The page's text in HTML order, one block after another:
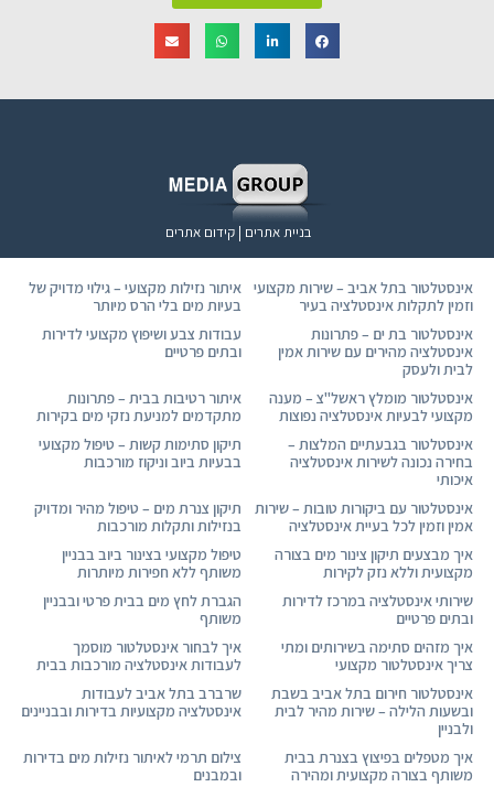
בניית אתרים | קידום אתרים
אינסטלטור בתל אביב – שירות מקצועי
וזמין לתקלות אינסטלציה בעיר
איתור נזילות מקצועי – גילוי מדויק של
בעיות מים בלי הרס מיותר
אינסטלטור בת ים – פתרונות
אינסטלציה מהירים עם שירות אמין
לבית ולעסק
עבודות צבע ושיפוץ מקצועי לדירות
ובתים פרטיים
אינסטלטור מומלץ ראשל"צ – מענה
מקצועי לבעיות אינסטלציה נפוצות
איתור רטיבות בבית – פתרונות
מתקדמים למניעת נזקי מים בקירות
אינסטלטור בגבעתיים המלצות –
בחירה נכונה לשירות אינסטלציה
איכותי
תיקון סתימות קשות – טיפול מקצועי
בבעיות ביוב וניקוז מורכבות
אינסטלטור עם ביקורות טובות – שירות
אמין וזמין לכל בעיית אינסטלציה
תיקון צנרת מים – טיפול מהיר ומדויק
בנזילות ותקלות מורכבות
איך מבצעים תיקון צינור מים בצורה
מקצועית וללא נזק לקירות
טיפול מקצועי בצינור ביוב בבניין
משותף ללא חפירות מיותרות
שירותי אינסטלציה במרכז לדירות
ובתים פרטיים
הגברת לחץ מים בבית פרטי ובבניין
משותף
איך מזהים סתימה בשירותים ומתי
צריך אינסטלטור מקצועי
איך לבחור אינסטלטור מוסמך
לעבודות אינסטלציה מורכבות בבית
אינסטלטור חירום בתל אביב בשבת
ובשעות הלילה – שירות מהיר לבית
ולבניין
שרברב בתל אביב לעבודות
אינסטלציה מקצועיות בדירות ובבניינים
איך מטפלים בפיצוץ בצנרת בבית
משותף בצורה מקצועית ומהירה
צילום תרמי לאיתור נזילות מים בדירות
ובמבנים